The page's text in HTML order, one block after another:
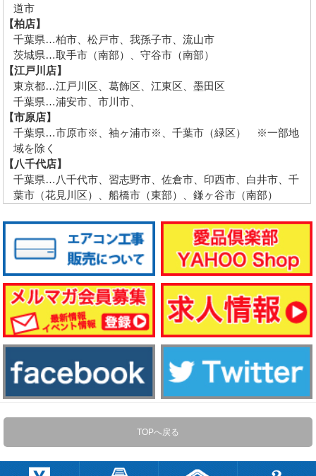
道市
【柏店】
千葉県…柏市、松戸市、我孫子市、流山市
茨城県…取手市（南部）、守谷市（南部）
【江戸川店】
東京都…江戸川区、葛飾区、江東区、墨田区
千葉県…浦安市、市川市、
【市原店】
千葉県…市原市※、袖ヶ浦市※、千葉市（緑区） ※一部地
域を除く
【八千代店】
千葉県…八千代市、習志野市、佐倉市、印西市、白井市、千
葉市（花見川区）、船橋市（東部）、鎌ヶ谷市（南部）
TOPへ戻る